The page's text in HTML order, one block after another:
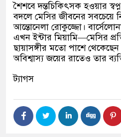
শৈশবে দন্তচিকিৎসক হওয়ার
বদলে মেসির জীবনের সবচেয়ে
আন্তোনেলা রোকুজ্জো।
এখন ইন্টার মিয়ামি—মেসির
ছায়াসঙ্গীর মতো পাশে
অবিশ্বাস্য জয়ের রাতেও তার
ট্যাগস